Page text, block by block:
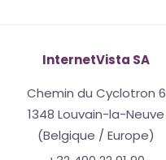
InternetVista SA
Chemin du Cyclotron 6
1348 Louvain-la-Neuve
(Belgique / Europe)